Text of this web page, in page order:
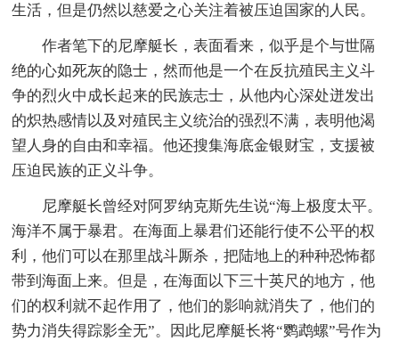
生活，但是仍然以慈爱之心关注着被压迫国家的人民。
作者笔下的尼摩艇长，表面看来，似乎是个与世隔
绝的心如死灰的隐士，然而他是一个在反抗殖民主义斗
争的烈火中成长起来的民族志士，从他内心深处迸发出
的炽热感情以及对殖民主义统治的强烈不满，表明他渴
望人身的自由和幸福。他还搜集海底金银财宝，支援被
压迫民族的正义斗争。
尼摩艇长曾经对阿罗纳克斯先生说“海上极度太平。
海洋不属于暴君。在海面上暴君们还能行使不公平的权
利，他们可以在那里战斗厮杀，把陆地上的种种恐怖都
带到海面上来。但是，在海面以下三十英尺的地方，他
们的权利就不起作用了，他们的影响就消失了，他们的
势力消失得踪影全无”。因此尼摩艇长将“鹦鹉螺”号作为